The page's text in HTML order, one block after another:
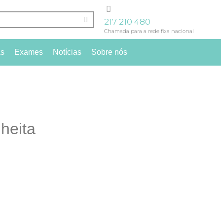
217 210 480
Chamada para a rede fixa nacional
Exames Notícias Sobre nós